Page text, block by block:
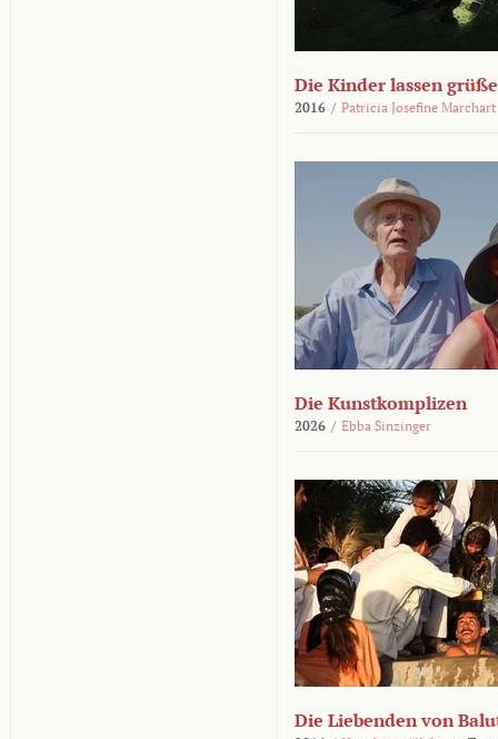
Die Kinder lassen
2016 / Patricia Josefine Marchart
Die Kunstkomplizen
2026 / Ebba Sinzinger
Die Liebenden von